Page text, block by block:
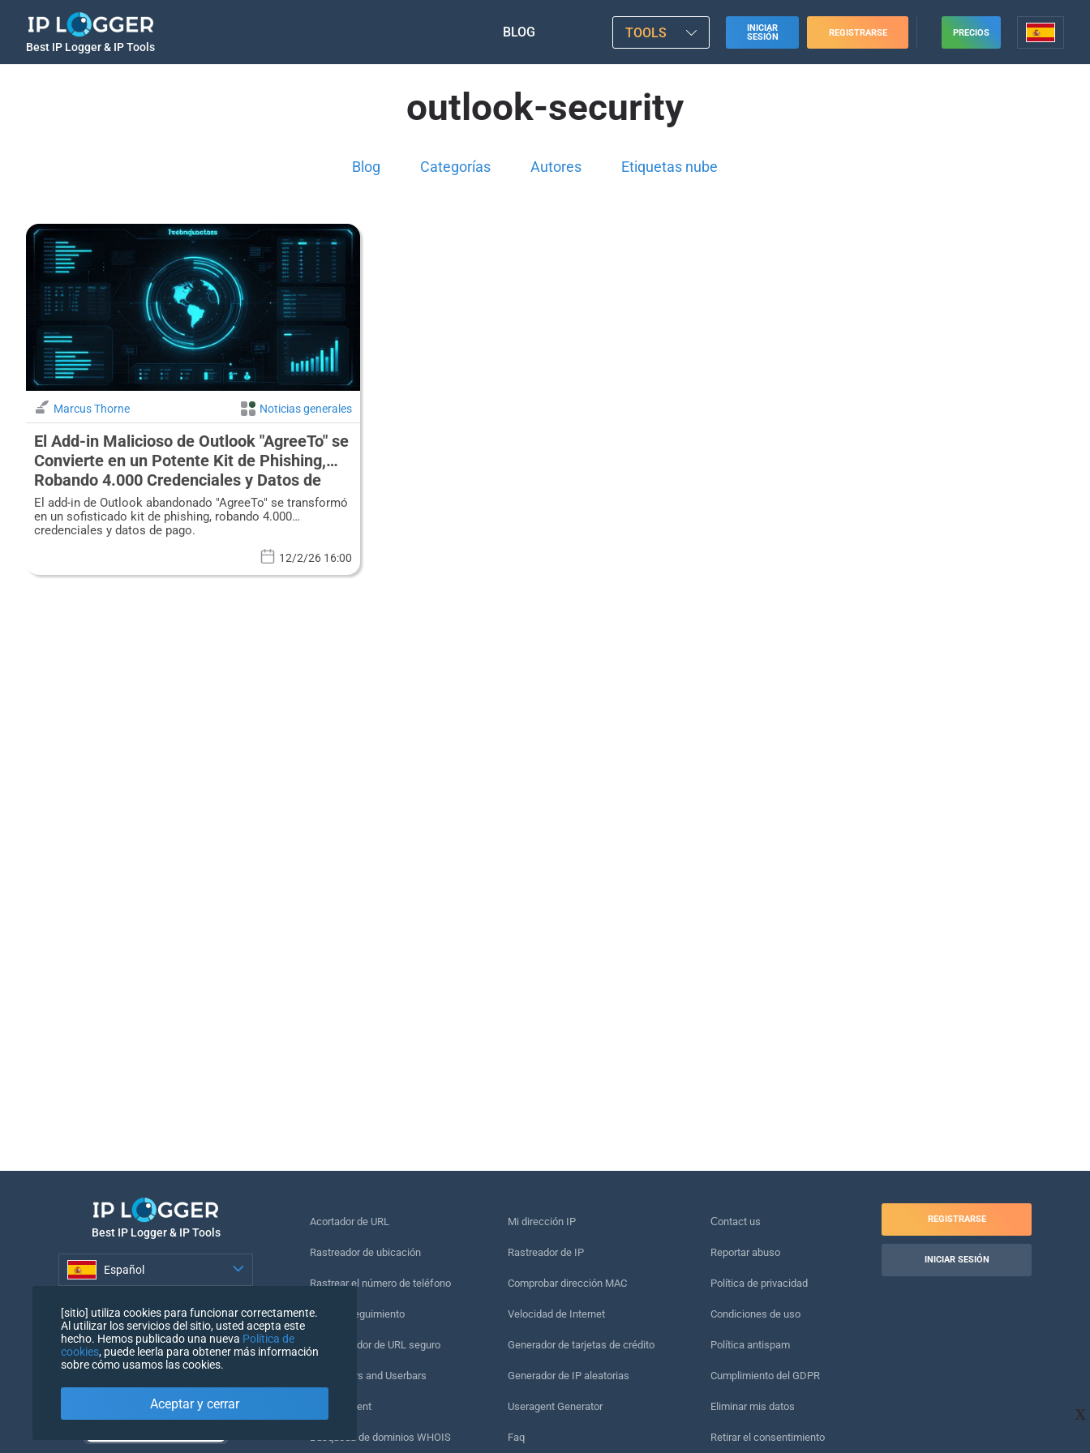
Best IP Logger & IP Tools
BLOG TOOLS
INICIAR
SESIÓN
REGISTRARSE PRECIOS
outlook-security
Blog Categorías Autores Etiquetas nube
Marcus Thorne Noticias generales
El Add-in Malicioso de Outlook "AgreeTo" se
Convierte en un Potente Kit de Phishing,
Robando 4.000 Credenciales y Datos de
Pago
El add-in de Outlook abandonado "AgreeTo" se transformó
en un sofisticado kit de phishing, robando 4.000
credenciales y datos de pago.
12/2/26 16:00
X
Best IP Logger & IP Tools
Español
Acortador de URL
Rastreador de ubicación
Rastrear el número de teléfono
Píxel de seguimiento
Comprobador de URL seguro
IP Counters and Userbars
Mi UserAgent
Búsqueda de dominios WHOIS
Mi dirección IP
Rastreador de IP
Comprobar dirección MAC
Velocidad de Internet
Generador de tarjetas de crédito
Generador de IP aleatorias
Useragent Generator
Faq
Сontact us
Reportar abuso
Política de privacidad
Condiciones de uso
Política antispam
Cumplimiento del GDPR
Eliminar mis datos
Retirar el consentimiento
REGISTRARSE
INICIAR SESIÓN
[sitio] utiliza cookies para funcionar correctamente.
Al utilizar los servicios del sitio, usted acepta este
hecho. Hemos publicado una nueva Política de
cookies, puede leerla para obtener más información
sobre cómo usamos las cookies.
Aceptar y cerrar